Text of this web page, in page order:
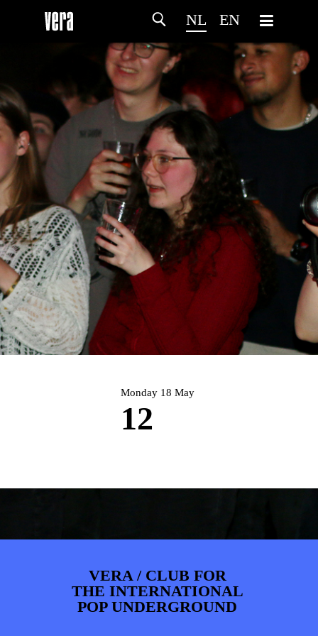
NL EN
HOME PROGRAMMA
ARTDIVISION FOTO’S NIEUWS
Monday 18 May
12
VERA / CLUB FOR
THE INTERNATIONAL
POP UNDERGROUND